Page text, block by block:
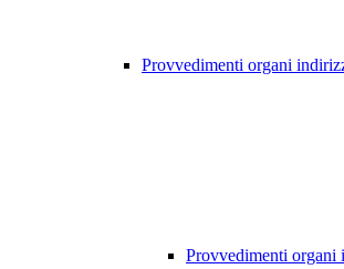
Provvedimenti organi
Provvedimenti